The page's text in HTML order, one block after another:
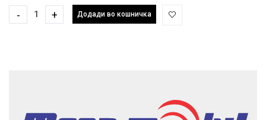
- + Додади во кошничка